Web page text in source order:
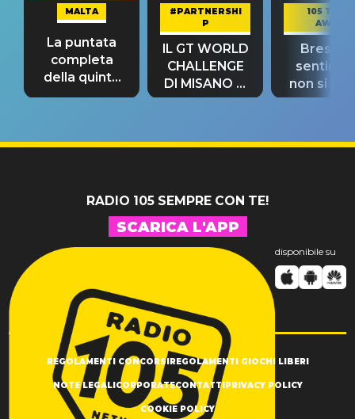
MALTA
La puntata
completa
della quinta
tappa
#PARTNERSHI
P
IL GT WORLD
CHALLENGE
DI MISANO si
riconferma
105 TAKE
AWAY
Bresh:
non si
fino alla
RADIO 105 SEMPRE CON TE!
SCARICA L'APP
disponibile su
REGOLAMENTI CONCORSIREGOLAMENTI GIOCHI LIBERI
NOTE LEGALICORPORATECONTATTIPRIVACY POLICY
COOKIE POLICY